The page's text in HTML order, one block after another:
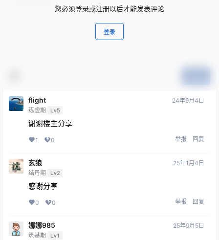
您必须登录或注册以后才能发表评论
登录
flight
练虚期 Lv5
24年9月4日
谢谢楼主分享
1 0 举报 回复
玄狼
结丹期 Lv2
25年1月4日
感谢分享
0 0 举报 回复
娜娜985
筑基期 Lv1
25年9月5日